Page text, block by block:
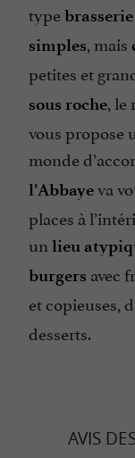
typebrasserie
simples, mais
petites et
sous roche, le
vous propose
monde
l’Abbayeva
places à
un lieu
burgers avec
et copieuses,
desserts.
AVIS